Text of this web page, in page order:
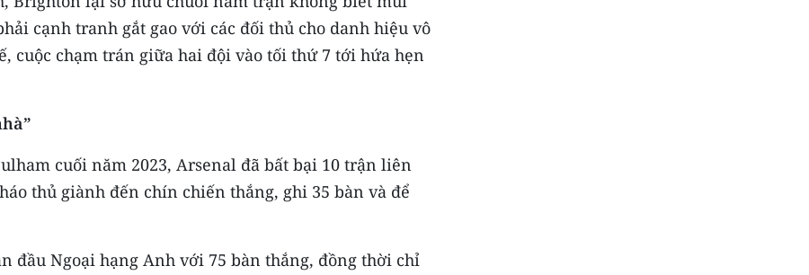
cạnh tranh gắt gao với các đối thủ cho danh hiệu vô
cuộc chạm trán giữa hai đội vào tối thứ 7 tới hứa hẹn
cuối năm 2023, Arsenal đã bất bại 10 trận liên
thủ giành đến chín chiến thắng, ghi 35 bàn và để
đầu Ngoại hạng Anh với 75 bàn thắng, đồng thời chỉ